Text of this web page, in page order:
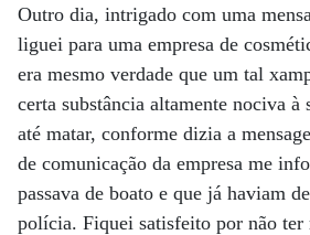
Outro dia, intrigado com uma
liguei para uma empresa de
era mesmo verdade que um tal
certa substância altamente nociva à
até matar, conforme dizia a
de comunicação da empresa me
passava de boato e que já haviam
polícia. Fiquei satisfeito por não ter